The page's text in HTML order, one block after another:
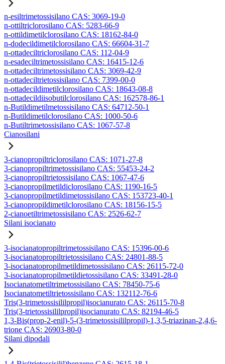
n-esiltrimetossisilano CAS: 3069-19-0
n-ottiltriclorosilano CAS: 5283-66-9
n-ottildimetilclorosilano CAS: 18162-84-0
n-dodecildimetilclorosilano CAS: 66604-31-7
n-ottadeciltriclorosilano CAS: 112-04-9
n-esadeciltrimetossisilano CAS: 16415-12-6
n-ottadeciltrimetossisilano CAS: 3069-42-9
n-ottadeciltrietossisilano CAS: 7399-00-0
n-ottadecildimetilclorosilano CAS: 18643-08-8
n-ottadecildiisobutilclorosilano CAS: 162578-86-1
n-Butildimetilmetossisilano CAS: 64712-50-1
n-Butildimetilclorosilano CAS: 1000-50-6
n-Butiltrimetossisilano CAS: 1067-57-8
Cianosilani
3-cianopropiltriclorosilano CAS: 1071-27-8
3-cianopropiltrimetossisilano CAS: 55453-24-2
3-cianopropiltrietossisilano CAS: 1067-47-6
3-cianopropilmetildiclorosilano CAS: 1190-16-5
3-cianopropilmetildimetossisilano CAS: 153723-40-1
3-cianopropildimetilclorosilano CAS: 18156-15-5
2-cianoetiltrimetossisilano CAS: 2526-62-7
Silani isocianato
3-isocianatopropiltrimetossisilano CAS: 15396-00-6
3-isocianatopropiltrietossisilano CAS: 24801-88-5
3-isocianatopropilmetildimetossisilano CAS: 26115-72-0
3-isocianatopropilmetildietossisilano CAS: 33491-28-0
Isocianatometiltrimetossisilano CAS: 78450-75-6
Isocianatometiltrietossisilano CAS: 132112-76-6
Tris(3-trimetossisililpropil)isocianurato CAS: 26115-70-8
Tris(3-trietossisililpropil)isocianurato CAS: 82194-46-5
1,3-Bis(prop-2-enil)-5-(3-trimetossisililpropil)-1,3,5-triazinan-2,4,6-
trione CAS: 26903-80-0
Silani dipodali